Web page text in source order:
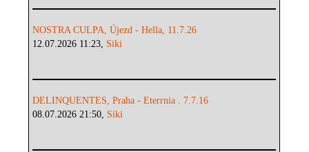
NOSTRA CULPA, Újezd - Hella, 11.7.26
12.07.2026 11:23, Siki
DELINQUENTES, Praha - Eterrnia . 7.7.16
08.07.2026 21:50, Siki